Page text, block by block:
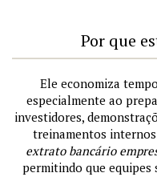
Por que
Ele economiza
especialmente ao
investidores,
treinamentos
extrato bancário
permitindo que equipes